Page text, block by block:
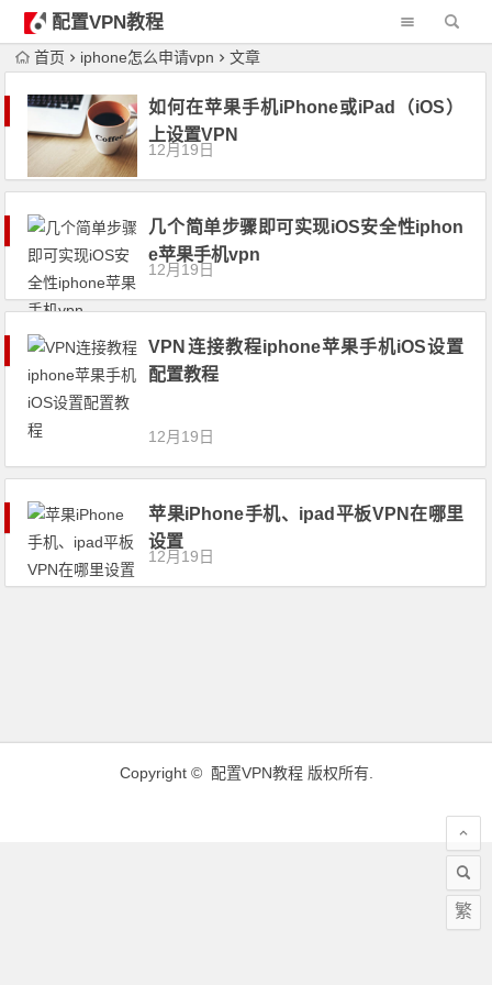
配置VPN教程
首页 iphone怎么申请vpn 文章
如何在苹果手机iPhone或iPad（iOS）
上设置VPN
12月19日
几个简单步骤即可实现iOS安全性iphon
e苹果手机vpn
12月19日
VPN连接教程iphone苹果手机iOS设置
配置教程
12月19日
苹果iPhone手机、ipad平板VPN在哪里
设置
12月19日
Copyright © 配置VPN教程版权所有.
繁